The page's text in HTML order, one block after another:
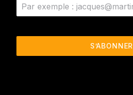
S’ABONNER